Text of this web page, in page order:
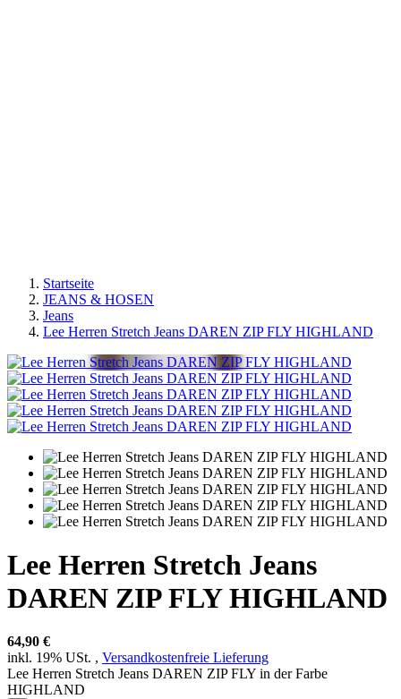
Startseite
JEANS & HOSEN
Jeans
Lee Herren Stretch Jeans DAREN ZIP FLY HIGHLAND
Lee Herren Stretch Jeans
DAREN ZIP FLY HIGHLAND
64,90 €
inkl. 19% USt. , Versandkostenfreie Lieferung
Lee Herren Stretch Jeans DAREN ZIP FLY in der Farbe
HIGHLAND